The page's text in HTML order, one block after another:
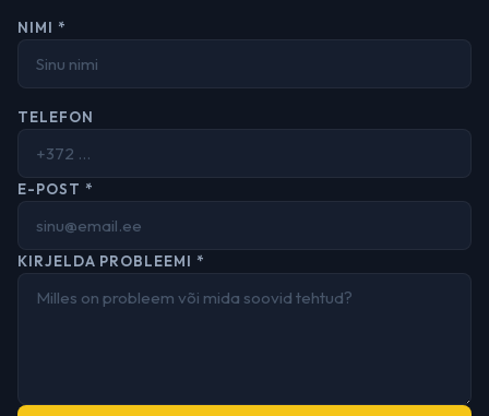
NIMI *
TELEFON
E-POST *
KIRJELDA PROBLEEMI *